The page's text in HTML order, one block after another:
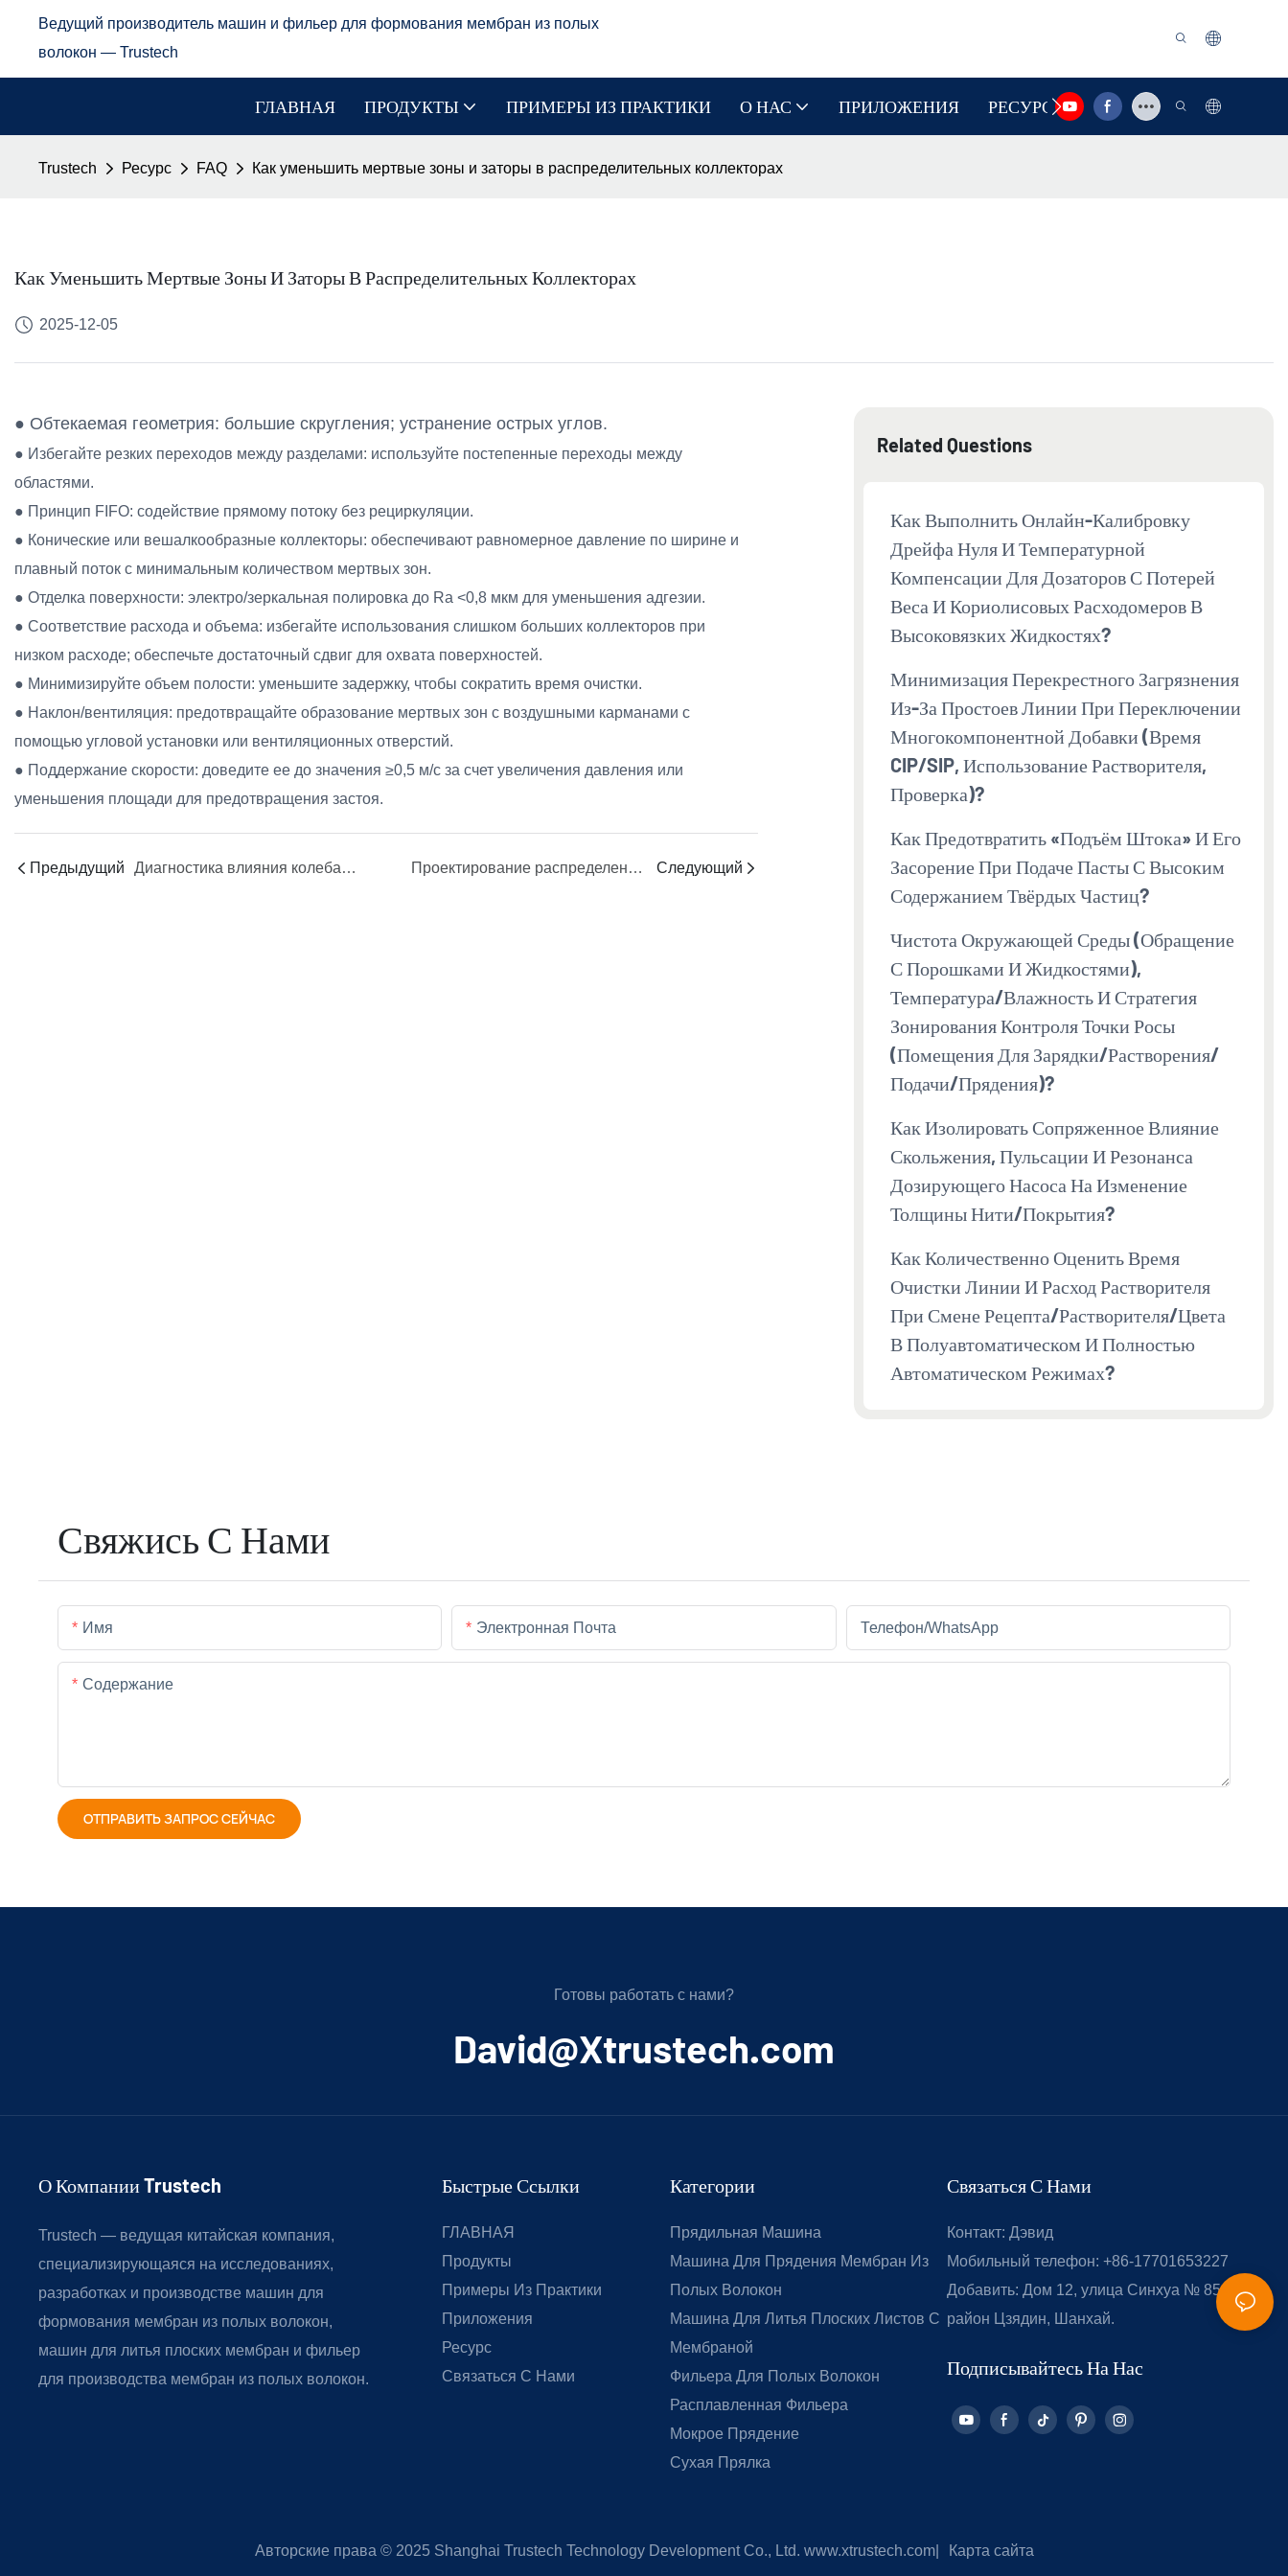
Ведущий производитель машин и фильер для формования мембран из полых
волокон — Trustech
ГЛАВНАЯ ПРОДУКТЫ ПРИМЕРЫ ИЗ ПРАКТИКИ О НАС ПРИЛОЖЕНИЯ РЕСУРС СВЯЗАТЬСЯ С НАМИ
Trustech Ресурс FAQ Как уменьшить мертвые зоны и заторы в распределительных коллекторах
Как Уменьшить Мертвые Зоны И Заторы В Распределительных Коллекторах
2025-12-05
● Обтекаемая геометрия: большие скругления; устранение острых углов.
● Избегайте резких переходов между разделами: используйте постепенные переходы между
областями.
● Принцип FIFO: содействие прямому потоку без рециркуляции.
● Конические или вешалкообразные коллекторы: обеспечивают равномерное давление по ширине и
плавный поток с минимальным количеством мертвых зон.
● Отделка поверхности: электро/зеркальная полировка до Ra <0,8 мкм для уменьшения адгезии.
● Соответствие расхода и объема: избегайте использования слишком больших коллекторов при
низком расходе; обеспечьте достаточный сдвиг для охвата поверхностей.
● Минимизируйте объем полости: уменьшите задержку, чтобы сократить время очистки.
● Наклон/вентиляция: предотвращайте образование мертвых зон с воздушными карманами с
помощью угловой установки или вентиляционных отверстий.
● Поддержание скорости: доведите ее до значения ≥0,5 м/с за счет увеличения давления или
уменьшения площади для предотвращения застоя.
Предыдущий Диагностика влияния колебаний состава скважинного флюида Проектирование распределения скорости сдвига на выходе для оптимальной производительности Следующий
Related Questions
Как Выполнить Онлайн-Калибровку
Дрейфа Нуля И Температурной
Компенсации Для Дозаторов С Потерей
Веса И Кориолисовых Расходомеров В
Высоковязких Жидкостях?
Минимизация Перекрестного Загрязнения
Из-За Простоев Линии При Переключении
Многокомпонентной Добавки (время
CIP/SIP, Использование Растворителя,
Проверка)?
Как Предотвратить «подъём Штока» И Его
Засорение При Подаче Пасты С Высоким
Содержанием Твёрдых Частиц?
Чистота Окружающей Среды (обращение
С Порошками И Жидкостями),
Температура/влажность И Стратегия
Зонирования Контроля Точки Росы
(помещения Для Зарядки/растворения/
Подачи/прядения)?
Как Изолировать Сопряженное Влияние
Скольжения, Пульсации И Резонанса
Дозирующего Насоса На Изменение
Толщины Нити/покрытия?
Как Количественно Оценить Время
Очистки Линии И Расход Растворителя
При Смене Рецепта/растворителя/цвета
В Полуавтоматическом И Полностью
Автоматическом Режимах?
Свяжись С Нами
Имя Электронная Почта Телефон/WhatsApp
Содержание
ОТПРАВИТЬ ЗАПРОС СЕЙЧАС
Готовы работать с нами?
﻿David@Xtrustech.com
О Компании Trustech
Trustech — ведущая китайская компания,
специализирующаяся на исследованиях,
разработках и производстве машин для
формования мембран из полых волокон,
машин для литья плоских мембран и фильер
для производства мембран из полых волокон.
Быстрые Ссылки
ГЛАВНАЯ
Продукты
Примеры Из Практики
Приложения
Ресурс
Связаться С Нами
Категории
Прядильная Машина
Машина Для Прядения Мембран Из
Полых Волокон
Машина Для Литья Плоских Листов С
Мембраной
Фильера Для Полых Волокон
Расплавленная Фильера
Мокрое Прядение
Сухая Прялка
Связаться С Нами
Контакт: Дэвид
Мобильный телефон: +86-17701653227
Добавить: Дом 12, улица Синхуа № 851,
район Цзядин, Шанхай.
Подписывайтесь На Нас
Авторские права © 2025 Shanghai Trustech Technology Development Co., Ltd. www.xtrustech.com| Карта сайта